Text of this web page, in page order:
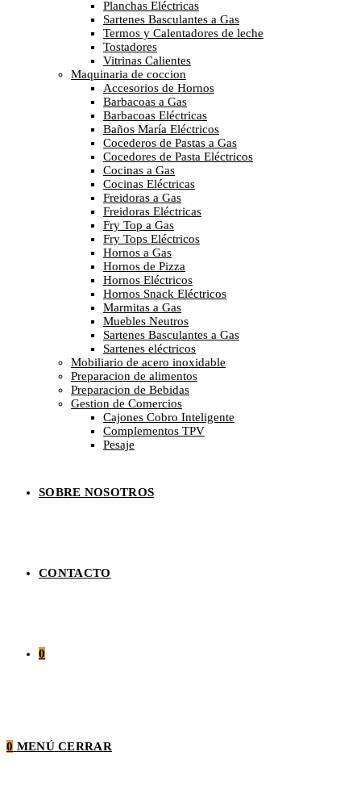
Planchas Eléctricas
Sartenes Basculantes a Gas
Termos y Calentadores de leche
Tostadores
Vitrinas Calientes
Maquinaria de coccion
Accesorios de Hornos
Barbacoas a Gas
Barbacoas Eléctricas
Baños María Eléctricos
Cocederos de Pastas a Gas
Cocedores de Pasta Eléctricos
Cocinas a Gas
Cocinas Eléctricas
Freidoras a Gas
Freidoras Eléctricas
Fry Top a Gas
Fry Tops Eléctricos
Hornos a Gas
Hornos de Pizza
Hornos Eléctricos
Hornos Snack Eléctricos
Marmitas a Gas
Muebles Neutros
Sartenes Basculantes a Gas
Sartenes eléctricos
Mobiliario de acero inoxidable
Preparacion de alimentos
Preparacion de Bebidas
Gestion de Comercios
Cajones Cobro Inteligente
Complementos TPV
Pesaje
SOBRE NOSOTROS
CONTACTO
0
0 MENÚ CERRAR